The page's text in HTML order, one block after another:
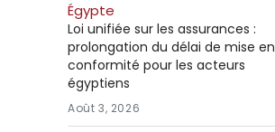
Égypte
Loi unifiée sur les assurances :
prolongation du délai de mise en
conformité pour les acteurs
égyptiens
Août 3, 2026